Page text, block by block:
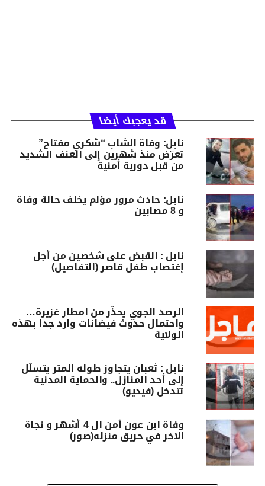
قد يعجبك أيضا
نابل: وفاة الشاب “شكري مفتاح”
تعرّض منذ شهرين إلى العنف الشديد
من قبل دورية أمنية
نابل: حادث مرور مؤلم يخلف حالة وفاة
و 8 مصابين
نابل : القبض على شخصين من أجل
إغتصاب طفل قاصر (التفاصيل)
الرصد الجوي يحذّر من امطار غزيرة…
واحتمال حدوث فيضانات وارد جدا بهذه
الولاية
نابل : ثعبان يتجاوز طوله المتر يتسلّل
إلى أحد المنازل.. والحماية المدنية
تتدخل (فيديو)
وفاة ابن عون أمن ال 4 أشهر و نجاة
الاخر في حريق منزله(صور)